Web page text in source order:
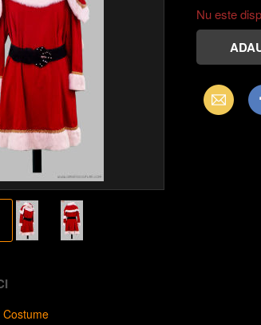
Nu este
Email
Costume